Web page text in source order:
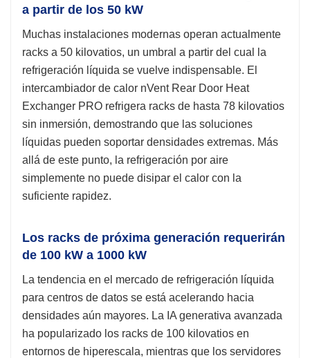
a partir de los 50 kW
Muchas instalaciones modernas operan actualmente
racks a 50 kilovatios, un umbral a partir del cual la
refrigeración líquida se vuelve indispensable. El
intercambiador de calor nVent Rear Door Heat
Exchanger PRO refrigera racks de hasta 78 kilovatios
sin inmersión, demostrando que las soluciones
líquidas pueden soportar densidades extremas. Más
allá de este punto, la refrigeración por aire
simplemente no puede disipar el calor con la
suficiente rapidez.
Los racks de próxima generación requerirán
de 100 kW a 1000 kW
La tendencia en el mercado de refrigeración líquida
para centros de datos se está acelerando hacia
densidades aún mayores. La IA generativa avanzada
ha popularizado los racks de 100 kilovatios en
entornos de hiperescala, mientras que los servidores